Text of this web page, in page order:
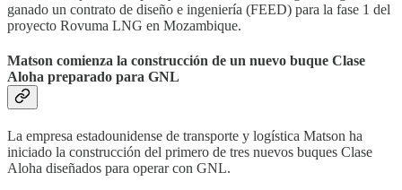
ganado un contrato de diseño e ingeniería (FEED) para la fase 1 del
proyecto Rovuma LNG en Mozambique.
Matson comienza la construcción de un nuevo buque Clase
Aloha preparado para GNL
La empresa estadounidense de transporte y logística Matson ha
iniciado la construcción del primero de tres nuevos buques Clase
Aloha diseñados para operar con GNL.